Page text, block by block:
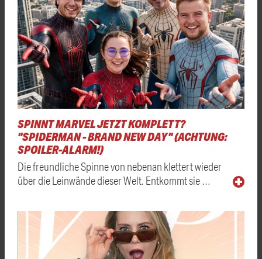
SPINNT MARVEL JETZT KOMPLETT?
"SPIDERMAN - BRAND NEW DAY" (ACHTUNG:
SPOILER-ALARM!)
Die freundliche Spinne von nebenan klettert wieder
über die Leinwände dieser Welt. Entkommt sie …